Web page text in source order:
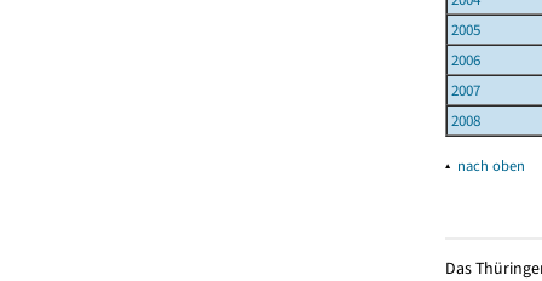
2005
2006
2007
2008
▴ nach oben
Das